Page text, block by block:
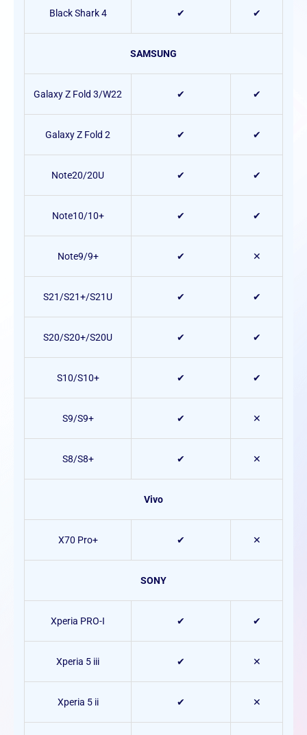
Black Shark 4 ✔ ✔
SAMSUNG
Galaxy Z Fold 3/W22 ✔ ✔
Galaxy Z Fold 2 ✔ ✔
Note20/20U ✔ ✔
Note10/10+ ✔ ✔
Note9/9+ ✔ ✕
S21/S21+/S21U ✔ ✔
S20/S20+/S20U ✔ ✔
S10/S10+ ✔ ✔
S9/S9+ ✔ ✕
S8/S8+ ✔ ✕
Vivo
X70 Pro+ ✔ ✕
SONY
Xperia PRO-I ✔ ✔
Xperia 5 iii ✔ ✕
Xperia 5 ii ✔ ✕